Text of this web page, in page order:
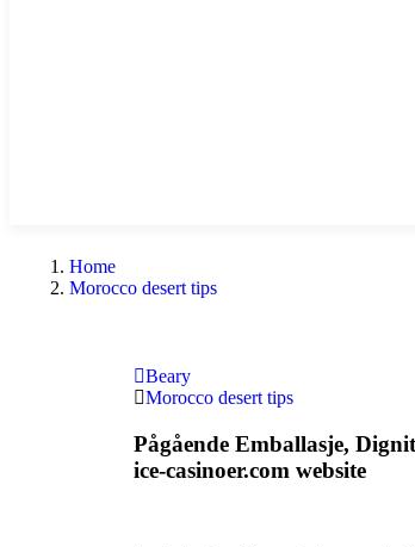
Home
Morocco desert tips
Beary
Morocco desert tips
Pågående Emballasje,
ice-casinoer.com website